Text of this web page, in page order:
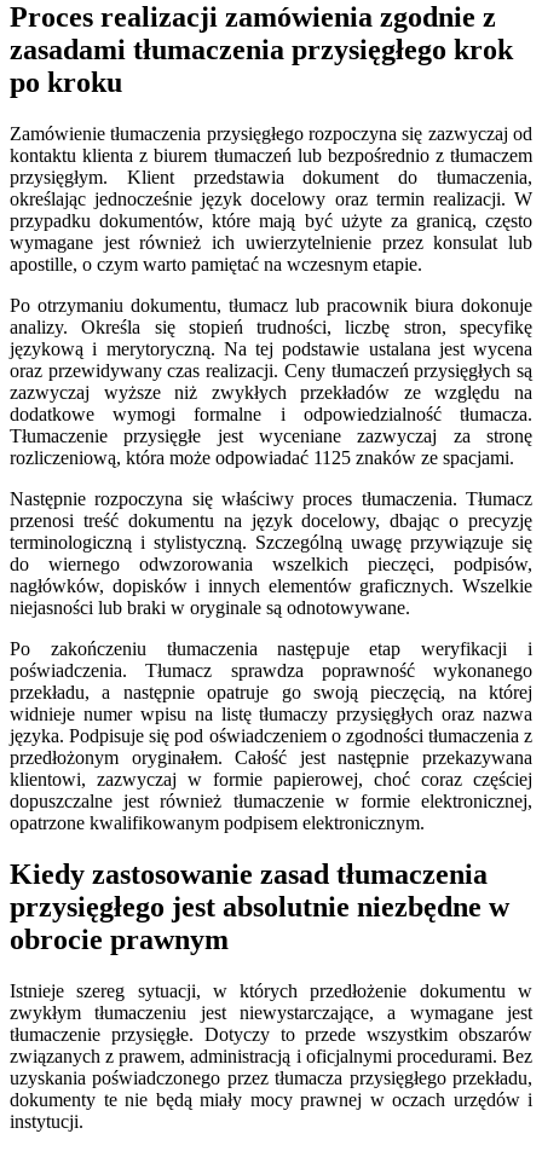
Proces realizacji zamówienia zgodnie z
zasadami tłumaczenia przysięgłego krok
po kroku
Zamówienie tłumaczenia przysięgłego rozpoczyna się zazwyczaj od
kontaktu klienta z biurem tłumaczeń lub bezpośrednio z tłumaczem
przysięgłym. Klient przedstawia dokument do tłumaczenia,
określając jednocześnie język docelowy oraz termin realizacji. W
przypadku dokumentów, które mają być użyte za granicą, często
wymagane jest również ich uwierzytelnienie przez konsulat lub
apostille, o czym warto pamiętać na wczesnym etapie.
Po otrzymaniu dokumentu, tłumacz lub pracownik biura dokonuje
analizy. Określa się stopień trudności, liczbę stron, specyfikę
językową i merytoryczną. Na tej podstawie ustalana jest wycena
oraz przewidywany czas realizacji. Ceny tłumaczeń przysięgłych są
zazwyczaj wyższe niż zwykłych przekładów ze względu na
dodatkowe wymogi formalne i odpowiedzialność tłumacza.
Tłumaczenie przysięgłe jest wyceniane zazwyczaj za stronę
rozliczeniową, która może odpowiadać 1125 znaków ze spacjami.
Następnie rozpoczyna się właściwy proces tłumaczenia. Tłumacz
przenosi treść dokumentu na język docelowy, dbając o precyzję
terminologiczną i stylistyczną. Szczególną uwagę przywiązuje się
do wiernego odwzorowania wszelkich pieczęci, podpisów,
nagłówków, dopisków i innych elementów graficznych. Wszelkie
niejasności lub braki w oryginale są odnotowywane.
Po zakończeniu tłumaczenia następuje etap weryfikacji i
poświadczenia. Tłumacz sprawdza poprawność wykonanego
przekładu, a następnie opatruje go swoją pieczęcią, na której
widnieje numer wpisu na listę tłumaczy przysięgłych oraz nazwa
języka. Podpisuje się pod oświadczeniem o zgodności tłumaczenia z
przedłożonym oryginałem. Całość jest następnie przekazywana
klientowi, zazwyczaj w formie papierowej, choć coraz częściej
dopuszczalne jest również tłumaczenie w formie elektronicznej,
opatrzone kwalifikowanym podpisem elektronicznym.
Kiedy zastosowanie zasad tłumaczenia
przysięgłego jest absolutnie niezbędne w
obrocie prawnym
Istnieje szereg sytuacji, w których przedłożenie dokumentu w
zwykłym tłumaczeniu jest niewystarczające, a wymagane jest
tłumaczenie przysięgłe. Dotyczy to przede wszystkim obszarów
związanych z prawem, administracją i oficjalnymi procedurami. Bez
uzyskania poświadczonego przez tłumacza przysięgłego przekładu,
dokumenty te nie będą miały mocy prawnej w oczach urzędów i
instytucji.